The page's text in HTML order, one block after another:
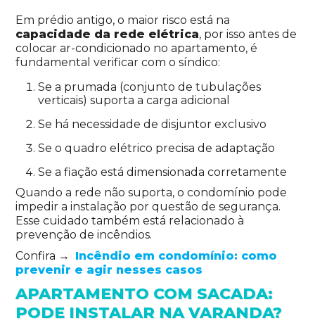
Em prédio antigo, o maior risco está na
capacidade da rede elétrica, por isso antes de
colocar ar-condicionado no apartamento, é
fundamental verificar com o síndico:
Se a prumada (conjunto de tubulações
verticais) suporta a carga adicional
Se há necessidade de disjuntor exclusivo
Se o quadro elétrico precisa de adaptação
Se a fiação está dimensionada corretamente
Quando a rede não suporta, o condomínio pode
impedir a instalação por questão de segurança.
Esse cuidado também está relacionado à
prevenção de incêndios.
Confira → Incêndio em condomínio: como
prevenir e agir nesses casos
APARTAMENTO COM SACADA:
PODE INSTALAR NA VARANDA?